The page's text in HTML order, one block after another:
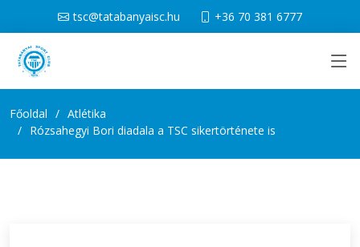
tsc@tatabanyaisc.hu +36 70 381 6777
Főoldal
Atlétika
Rózsahegyi Bori diadala a TSC sikertörténete is